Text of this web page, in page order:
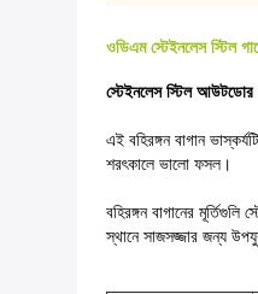
ওডিএম স্টেইনলেস স্টিল
স্টেইনলেস স্টিল আউটডোর
এই বহিরঙ্গন বাগান
শরৎকালে ভালো ফসল।
বহিরঙ্গন বাগানের
স্থানে সাজসজ্জার জন্য